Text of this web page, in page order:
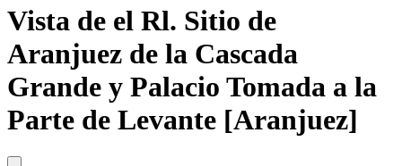
Vista de el Rl. Sitio de
Aranjuez de la Cascada
Grande y Palacio Tomada a la
Parte de Levante [Aranjuez]